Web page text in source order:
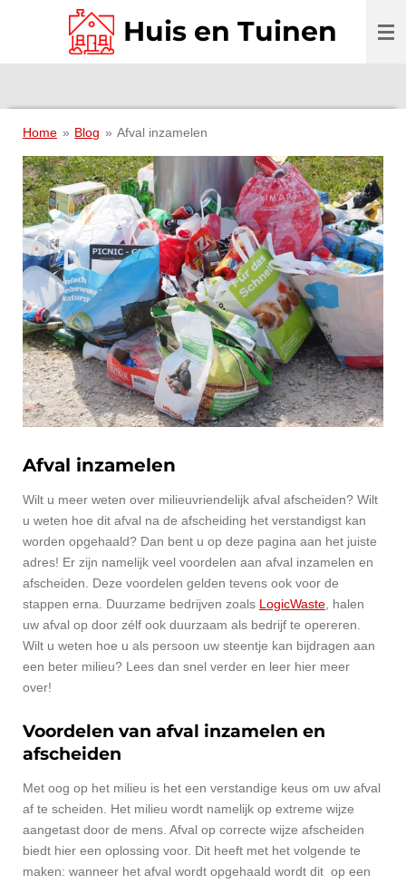
Huis en Tuinen
Home » Blog » Afval inzamelen
Afval inzamelen
Wilt u meer weten over milieuvriendelijk afval afscheiden? Wilt
u weten hoe dit afval na de afscheiding het verstandigst kan
worden opgehaald? Dan bent u op deze pagina aan het juiste
adres! Er zijn namelijk veel voordelen aan afval inzamelen en
afscheiden. Deze voordelen gelden tevens ook voor de
stappen erna. Duurzame bedrijven zoals LogicWaste , halen
uw afval op door zélf ook duurzaam als bedrijf te opereren.
Wilt u weten hoe u als persoon uw steentje kan bijdragen aan
een beter milieu? Lees dan snel verder en leer hier meer
over!
Voordelen van afval inzamelen en
afscheiden
Met oog op het milieu is het een verstandige keus om uw afval
af te scheiden. Het milieu wordt namelijk op extreme wijze
aangetast door de mens. Afval op correcte wijze afscheiden
biedt hier een oplossing voor. Dit heeft met het volgende te
maken: wanneer het afval wordt opgehaald wordt dit op een